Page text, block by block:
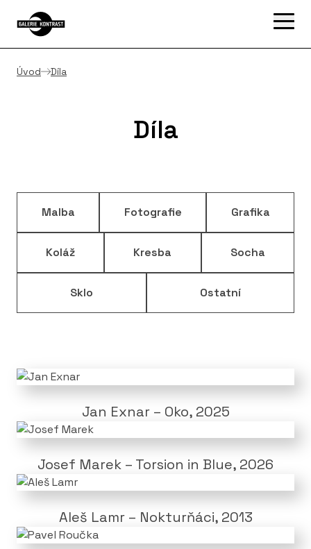
Úvod Díla
Díla
Malba Fotografie Grafika
Koláž Kresba Socha
Sklo Ostatní
Jan Exnar – Oko, 2025
Josef Marek – Torsion in Blue, 2026
Aleš Lamr – Nokturňáci, 2013